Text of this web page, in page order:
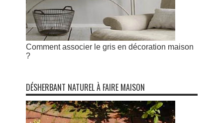
Comment associer le gris en décoration maison
?
DÉSHERBANT NATUREL À FAIRE MAISON